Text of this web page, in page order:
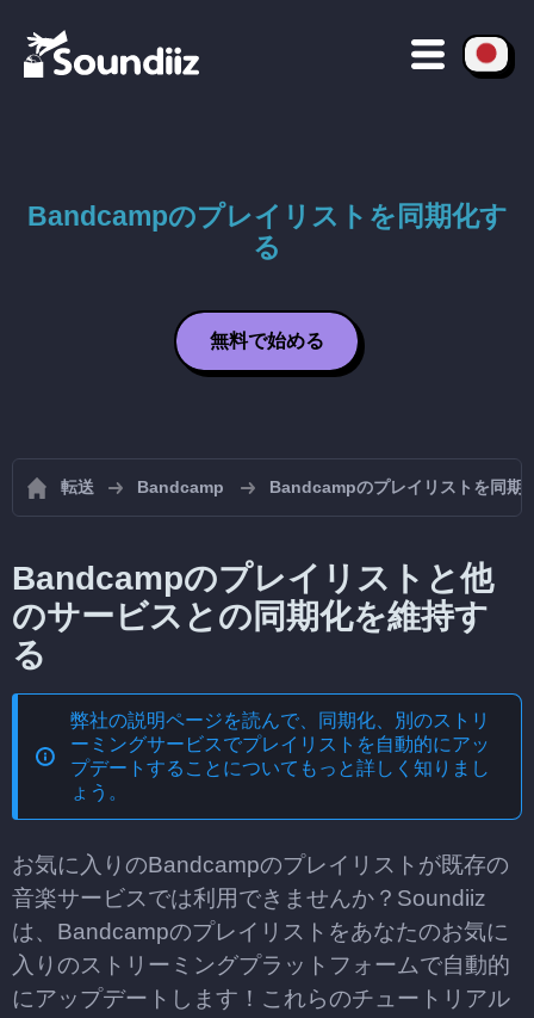
Bandcampのプレイリストを同期化す
る
無料で始める
転送 Bandcamp Bandcampのプレイリストを同期
Bandcampのプレイリストと他
のサービスとの同期化を維持す
る
弊社の説明ページを読んで、
同期化、別のストリ
ーミングサービスでプレイリストを自動的にアッ
プデートする ことについてもっと詳しく知りまし
ょう。
お気に入りのBandcampのプレイリストが既存の
音楽サービスでは利用できませんか？Soundiiz
は、Bandcampのプレイリストをあなたのお気に
入りのストリーミングプラットフォームで自動的
にアップデートします！これらのチュートリアル